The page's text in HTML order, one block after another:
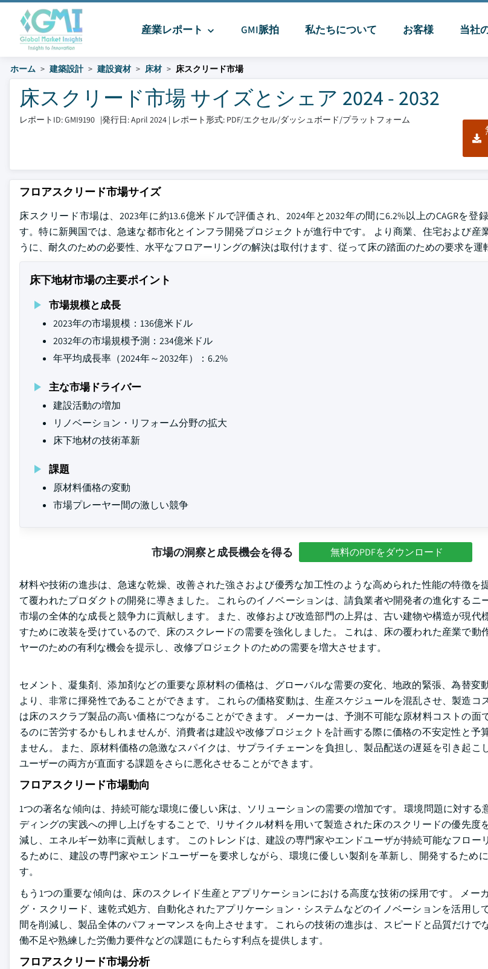
産業レポート GMI脈拍 私たちについて お客様 当社
ホーム 建築設計 建設資材 床材 床スクリード市場
床スクリード市場 サイズとシェア 2024 - 2032
レポートID: GMI9190 |発行日: April 2024 | レポート形式: PDF/エクセル/ダッシュボード/プラットフォーム
フロアスクリード市場サイズ
床スクリード市場は、2023年に約13.6億米ドルで評価され、2024年と2032年の間に6.2%以上のCAGRを登
す。特に新興国では、急速な都市化とインフラ開発プロジェクトが進行中です。 より商業、住宅および産
うに、耐久のための必要性、水平なフロアーリングの解決は取付けます、従って床の踏面のための要求を運
床下地材市場の主要ポイント
市場規模と成長
2023年の市場規模：136億米ドル
2032年の市場規模予測：234億米ドル
年平均成長率（2024年～2032年）：6.2%
主な市場ドライバー
建設活動の増加
リノベーション・リフォーム分野の拡大
床下地材の技術革新
課題
原材料価格の変動
市場プレーヤー間の激しい競争
市場の洞察と成長機会を得る 無料のPDFをダウンロード
材料や技術の進歩は、急速な乾燥、改善された強さおよび優秀な加工性のような高められた性能の特徴を
て覆われたプロダクトの開発に導きました。 これらのイノベーションは、請負業者や開発者の進化するニ
市場の全体的な成長と競争力に貢献します。 また、改修および改造部門の上昇は、古い建物や構造が現代
すために改装を受けているので、床のスクレードの需要を強化しました。 これは、床の覆われた産業で動
ヤーのための有利な機会を提示し、改修プロジェクトのための需要を増大させます。
セメント、凝集剤、添加剤などの重要な原材料の価格は、グローバルな需要の変化、地政的緊張、為替変
より、非常に揮発性であることができます。 これらの価格変動は、生産スケジュールを混乱させ、製造コ
は床のスクラブ製品の高い価格につながることができます。 メーカーは、予測不可能な原材料コストの面
るのに苦労するかもしれませんが、消費者は建設や改修プロジェクトを計画する際に価格の不安定性と予
ません。 また、原材料価格の急激なスパイクは、サプライチェーンを負担し、製品配送の遅延を引き起こ
ユーザーの両方が直面する課題をさらに悪化させることができます。
フロアスクリード市場動向
1つの著名な傾向は、持続可能な環境に優しい床は、ソリューションの需要の増加です。 環境問題に対する
ディングの実践への押し上げをすることで、リサイクル材料を用いて製造された床のスクリードの優先度
減し、エネルギー効率に貢献します。 このトレンドは、建設の専門家やエンドユーザが持続可能なフロー
るために、建設の専門家やエンドユーザーを要求しながら、環境に優しい製剤を革新し、開発するため
す。
もう1つの重要な傾向は、床のスクレイド生産とアプリケーションにおける高度な技術の採用です。 メー
グ・スクリード、速乾式処方、自動化されたアプリケーション・システムなどのイノベーションを活用し
間を削減し、製品全体のパフォーマンスを向上させます。 これらの技術の進歩は、スピードと品質だけで
働不足や熟練した労働力要件などの課題にもたらす利点を提供します。
フロアスクリード市場分析